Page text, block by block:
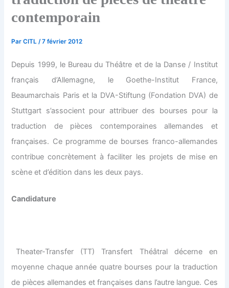
contemporain
ParCITL/7 février 2012
Depuis 1999, le Bureau du Théâtre et de la Danse / Institut
français d’Allemagne, le Goethe-Institut France,
Beaumarchais Paris et la DVA-Stiftung (Fondation DVA) de
Stuttgart s’associent pour attribuer des bourses pour la
traduction de pièces contemporaines allemandes et
françaises. Ce programme de bourses franco-allemandes
contribue concrètement à faciliter les projets de mise en
scène et d’édition dans les deux pays.
Candidature
Theater-Transfer (TT) Transfert Théâtral décerne en
moyenne chaque année quatre bourses pour la traduction
de pièces allemandes et françaises dans l’autre langue. Ces